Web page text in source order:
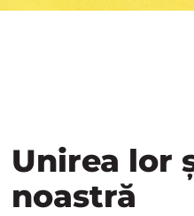
Unirea lor
noastră